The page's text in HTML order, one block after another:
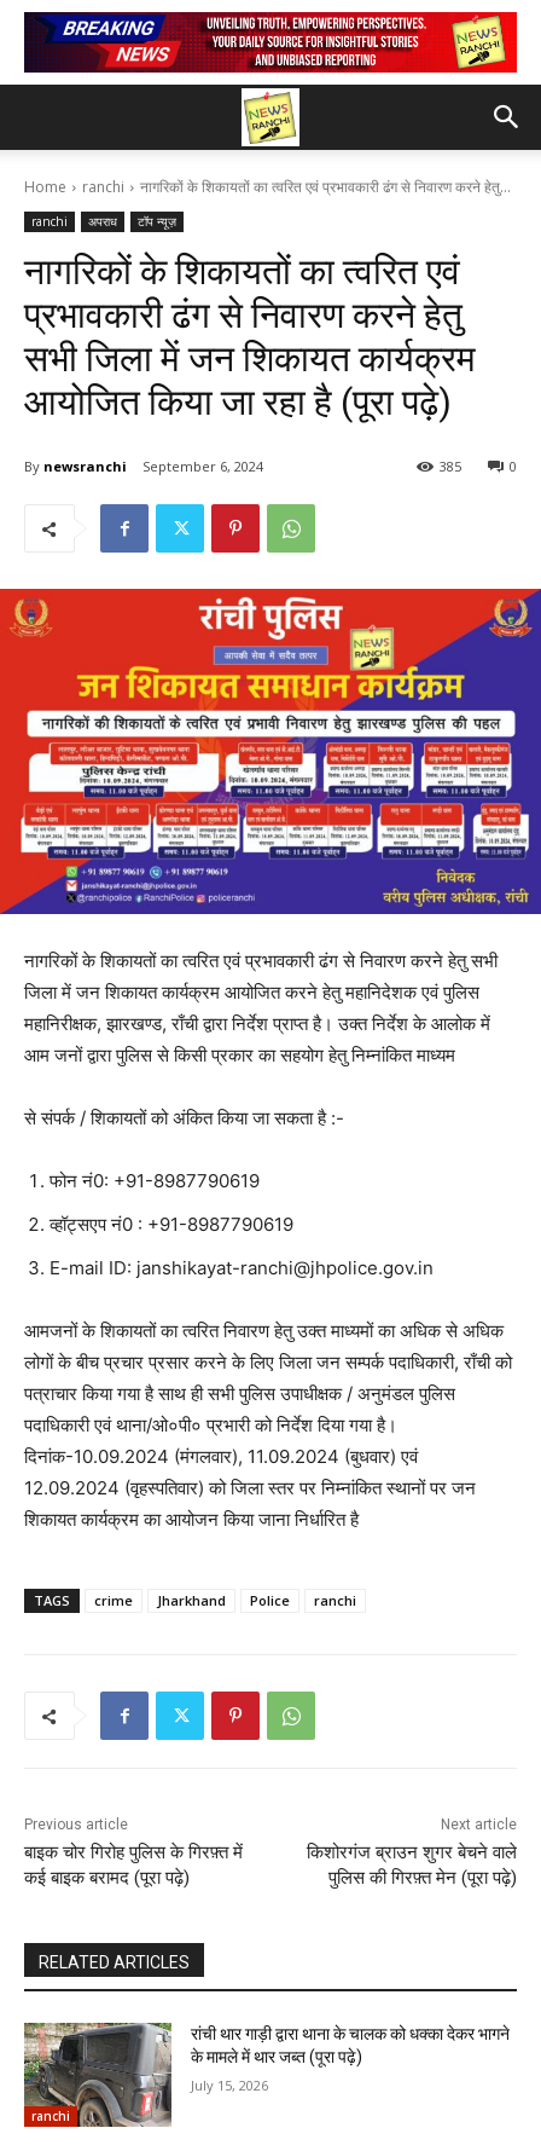
Home ranchi नागरिकों के शिकायतों का त्वरित एवं प्रभावकारी ढंग से निवारण करने हेतु...
ranchi अपराध टॉप न्यूज़
नागरिकों के शिकायतों का त्वरित एवं
प्रभावकारी ढंग से निवारण करने हेतु
सभी जिला में जन शिकायत कार्यक्रम
आयोजित किया जा रहा है (पूरा पढ़े)
By newsranchi September 6, 2024 0
385
नागरिकों के शिकायतों का त्वरित एवं प्रभावकारी ढंग से निवारण करने हेतु सभी
जिला में जन शिकायत कार्यक्रम आयोजित करने हेतु महानिदेशक एवं पुलिस
महानिरीक्षक, झारखण्ड, राँची द्वारा निर्देश प्राप्त है। उक्त निर्देश के आलोक में
आम जनों द्वारा पुलिस से किसी प्रकार का सहयोग हेतु निम्नांकित माध्यम
से संपर्क / शिकायतों को अंकित किया जा सकता है :-
फोन नं0: +91-8987790619
व्हॉट्सएप नं0 : +91-8987790619
E-mail ID: janshikayat-ranchi@jhpolice.gov.in
आमजनों के शिकायतों का त्वरित निवारण हेतु उक्त माध्यमों का अधिक से अधिक
लोगों के बीच प्रचार प्रसार करने के लिए जिला जन सम्पर्क पदाधिकारी, राँची को
पत्राचार किया गया है साथ ही सभी पुलिस उपाधीक्षक / अनुमंडल पुलिस
पदाधिकारी एवं थाना/ओ०पी० प्रभारी को निर्देश दिया गया है।
दिनांक-10.09.2024 (मंगलवार), 11.09.2024 (बुधवार) एवं
12.09.2024 (वृहस्पतिवार) को जिला स्तर पर निम्नांकित स्थानों पर जन
शिकायत कार्यक्रम का आयोजन किया जाना निर्धारित है
TAGS crime Jharkhand Police ranchi
Previous article
बाइक चोर गिरोह पुलिस के गिरफ़्त में
कई बाइक बरामद (पूरा पढ़े)
Next article
किशोरगंज ब्राउन शुगर बेचने वाले
पुलिस की गिरफ़्त मेन (पूरा पढ़े)
RELATED ARTICLES
ranchi
रांची थार गाड़ी द्वारा थाना के चालक को धक्का देकर भागने
के मामले में थार जब्त (पूरा पढ़े)
July 15, 2026